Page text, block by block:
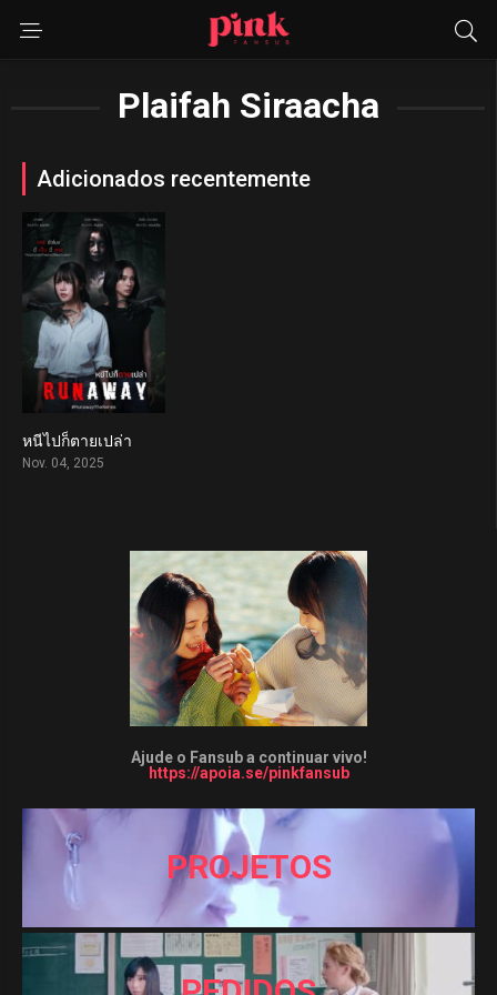
Plaifah Siraacha
Adicionados recentemente
หนีไปก็ตายเปล่า
Nov. 04, 2025
Ajude o Fansub a continuar vivo!
https://apoia.se/pinkfansub
PROJETOS